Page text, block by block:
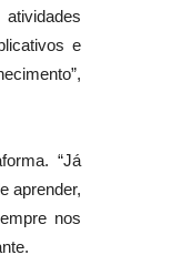
e
“Já
aprender,
nos